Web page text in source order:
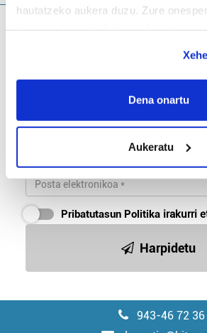
hautatzeko aukera duzu. Zure
If you allow, we would also like to:
Collect information about your
meters
Identify your device by
specific characteristics
Find out more about how your
and set your preferences in the
prozesatzen ditugu, zure IP zenbakia,
teknologia erabiliz, cookieak
produktuak garatzeko. Zure datuak
Dena onartu
Aukeratu
Donostiako azken
Astelehen, asteazken eta ostiraletan
Pribatutasun Politika irakurri
Harpidetu
943-46 72 36